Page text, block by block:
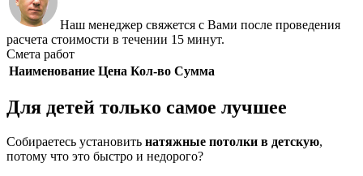
Наш менеджер свяжется с Вами после проведения
расчета стоимости в течении 15 минут.
Смета работ
Наименование Цена Кол-во Сумма
Для детей только самое лучшее
Собираетесь установить натяжные потолки в детскую,
потому что это быстро и недорого?